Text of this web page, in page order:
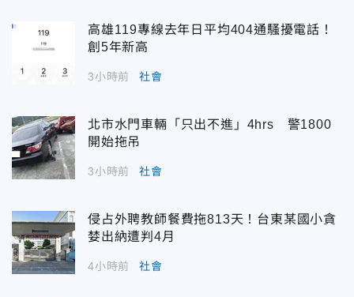
高雄119專線去年日平均404通騷擾電話！
創5年新高
3小時前 社會
北市水門車輛「只出不進」4hrs 警1800
開始拖吊
3小時前 社會
侵占外聘教師餐費拖813天！台東某國小貪
婪出納遭判4月
4小時前 社會